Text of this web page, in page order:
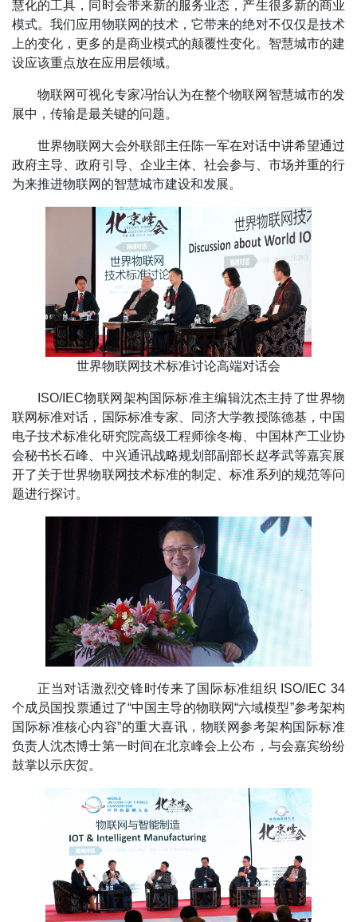
慧化的工具，同时会带来新的服务业态，产生很多新的商业
模式。我们应用物联网的技术，它带来的绝对不仅仅是技术
上的变化，更多的是商业模式的颠覆性变化。智慧城市的建
设应该重点放在应用层领域。
物联网可视化专家冯怡认为在整个物联网智慧城市的发
展中，传输是最关键的问题。
世界物联网大会外联部主任陈一军在对话中讲希望通过
政府主导、政府引导、企业主体、社会参与、市场并重的行
为来推进物联网的智慧城市建设和发展。
世界物联网技术标准讨论高端对话会
ISO/IEC物联网架构国际标准主编辑沈杰主持了世界物
联网标准对话，国际标准专家、同济大学教授陈德基，中国
电子技术标准化研究院高级工程师徐冬梅、中国林产工业协
会秘书长石峰、中兴通讯战略规划部副部长赵孝武等嘉宾展
开了关于世界物联网技术标准的制定、标准系列的规范等问
题进行探讨。
正当对话激烈交锋时传来了国际标准组织 ISO/IEC 34
个成员国投票通过了“中国主导的物联网“六域模型”参考架构
国际标准核心内容”的重大喜讯，物联网参考架构国际标准
负责人沈杰博士第一时间在北京峰会上公布，与会嘉宾纷纷
鼓掌以示庆贺。